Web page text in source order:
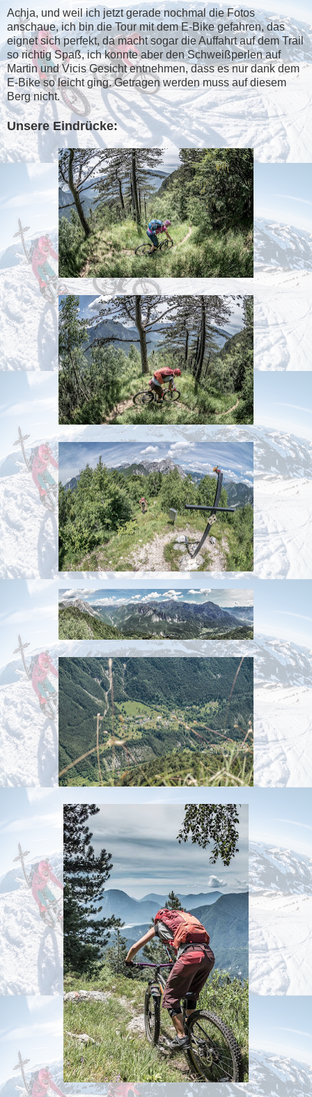
Achja, und weil ich jetzt gerade nochmal die Fotos
anschaue, ich bin die Tour mit dem E-Bike gefahren, das
eignet sich perfekt, da macht sogar die Auffahrt auf dem Trail
so richtig Spaß, ich konnte aber den Schweißperlen auf
Martin und Vicis Gesicht entnehmen, dass es nur dank dem
E-Bike so leicht ging. Getragen werden muss auf diesem
Berg nicht.
Unsere Eindrücke: